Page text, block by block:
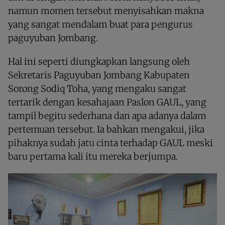
namun momen tersebut menyisahkan makna
yang sangat mendalam buat para pengurus
paguyuban Jombang.
Hal ini seperti diungkapkan langsung oleh
Sekretaris Paguyuban Jombang Kabupaten
Sorong Sodiq Toha, yang mengaku sangat
tertarik dengan kesahajaan Paslon GAUL, yang
tampil begitu sederhana dan apa adanya dalam
pertemuan tersebut. Ia bahkan mengakui, jika
pihaknya sudah jatu cinta terhadap GAUL meski
baru pertama kali itu mereka berjumpa.